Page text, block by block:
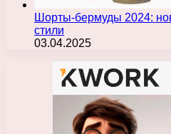
Шорты-бермуды 2024:
стили
03.04.2025